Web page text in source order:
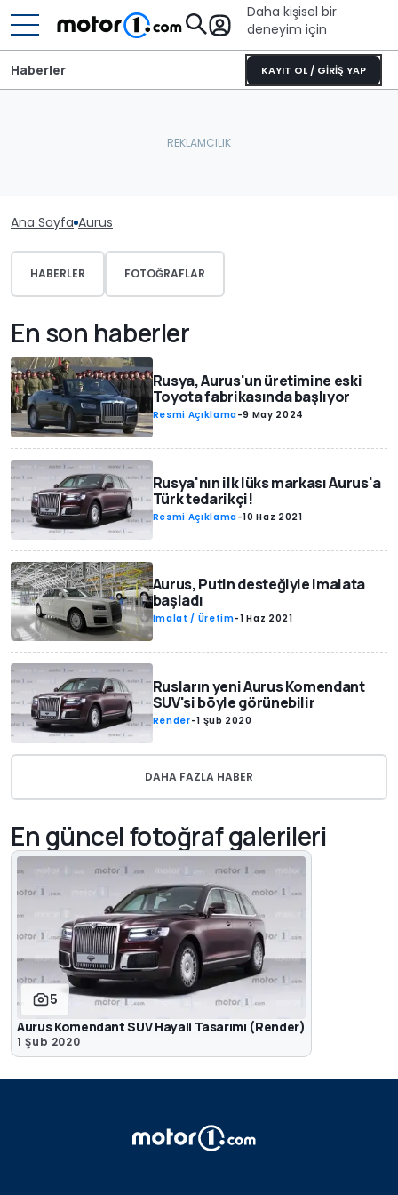
Daha kişisel bir
deneyim için
KAYIT OL / GİRİŞ YAP
Haberler
Ana Sayfa Aurus
HABERLER FOTOĞRAFLAR
En son haberler
Rusya, Aurus'un üretimine eski
Toyota fabrikasında başlıyor
Resmi Açıklama-9 May 2024
Rusya'nın ilk lüks markası Aurus'a
Türk tedarikçi!
Resmi Açıklama-10 Haz 2021
Aurus, Putin desteğiyle imalata
başladı
İmalat / Üretim-1 Haz 2021
Rusların yeni Aurus Komendant
SUV'si böyle görünebilir
Render-1 Şub 2020
DAHA FAZLA HABER
En güncel fotoğraf galerileri
5
Aurus Komendant SUV Hayali Tasarımı (Render)
1 Şub 2020